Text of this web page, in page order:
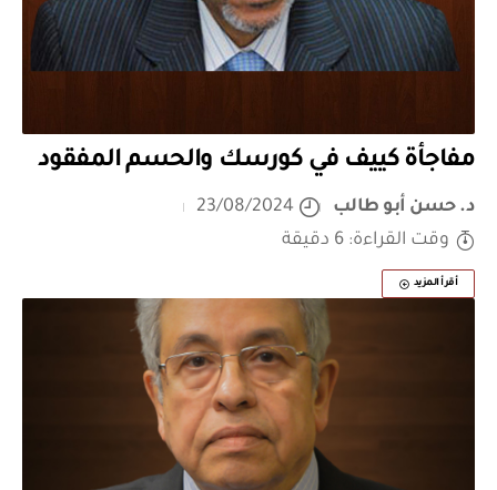
مفاجأة كييف في كورسك والحسم المفقود
د. حسن أبو طالب
23/08/2024
وقت القراءة: 6 دقيقة
أقرأ المزيد